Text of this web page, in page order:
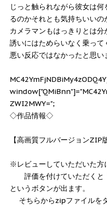
じっと触られながら彼女は
るのかそれとも気持ちいいの
カメラマンもはっきりとは
誘いにはためらいなく乗って
悪い反応ではなかったと思い
ZWI2MWY=";
◇作品情報◇
【高画質フルバージョンZIP
※レビューしていただいた方
評価を付けていただくと
というボタンが出ます。
そちらからzipファイルを